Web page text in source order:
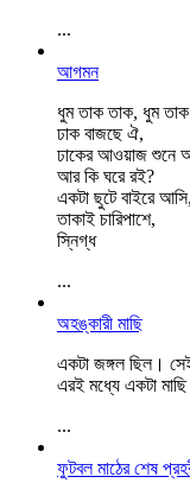
...
আগমন
ধুম তাক তাক, ধুম
ঢাক বাজছে ঐ,
ঢাকের আওয়াজ শুনে
আর কি ঘরে রই?
একটা ছুটে বাইরে আসি,
তাকাই চারিপাশে,
স্নিগ্ধ
...
অহঙ্কারী মাছি
একটা জঙ্গল ছিল।
এরই মধ্যে একটা
...
ফুটবল মাঠের শেষ